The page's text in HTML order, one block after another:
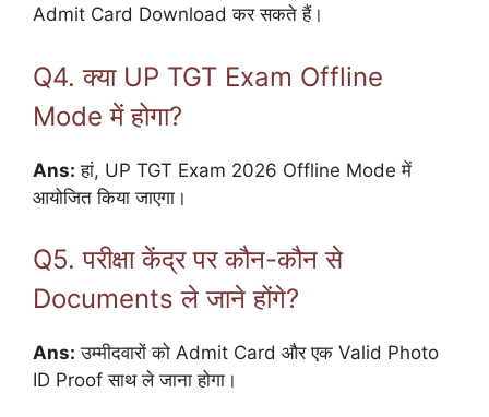
Admit Card Download कर सकते हैं।
Q4. क्या UP TGT Exam Offline
Mode में होगा?
Ans: हां, UP TGT Exam 2026 Offline Mode में
आयोजित किया जाएगा।
Q5. परीक्षा केंद्र पर कौन-कौन से
Documents ले जाने होंगे?
Ans: उम्मीदवारों को Admit Card और एक Valid Photo
ID Proof साथ ले जाना होगा।